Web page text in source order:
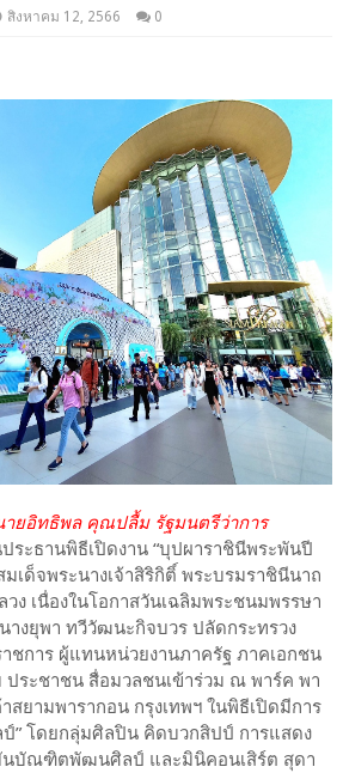
สิงหาคม 12, 2566 0
ายอิทธิพล คุณปลื้ม รัฐมนตรีว่าการ
ประธานพิธีเปิดงาน “บุปผาราชินีพระพันปี
มเด็จพระนางเจ้าสิริกิติ์ พระบรมราชินีนาถ
ง เนื่องในโอกาสวันเฉลิมพระชนมพรรษา
างยุพา ทวีวัฒนะกิจบวร ปลัดกระทรวง
ชการ ผู้แทนหน่วยงานภาครัฐ ภาคเอกชน
ระชาชน สื่อมวลชนเข้าร่วม ณ พาร์ค พา
ยามพารากอน กรุงเทพฯ ในพิธีเปิดมีการ
” โดยกลุ่มศิลปิน คิดบวกสิปป์ การแสดง
นบัณฑิตพัฒนศิลป์ และมินิคอนเสิร์ต สุดา